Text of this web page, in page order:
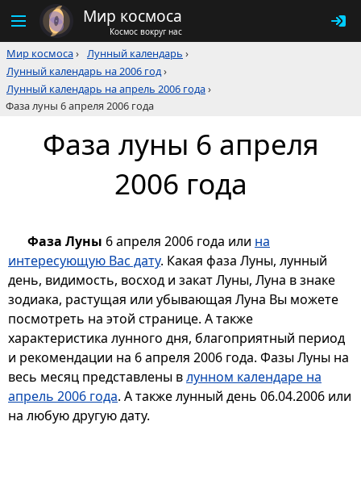
Мир космоса
Космос вокруг нас
Мир космоса› Лунный календарь ›
Лунный календарь на 2006 год›
Лунный календарь на апрель 2006 года›
Фаза луны 6 апреля 2006 года
Фаза луны 6 апреля
2006 года
Фаза Луны 6 апреля 2006 года или на
интересующую Вас дату. Какая фаза Луны, лунный
день, видимость, восход и закат Луны, Луна в знаке
зодиака, растущая или убывающая Луна Вы можете
посмотреть на этой странице. А также
характеристика лунного дня, благоприятный период
и рекомендации на 6 апреля 2006 года. Фазы Луны на
весь месяц представлены влунном календаре на
апрель 2006 года. А также лунный день 06.04.2006 или
на любую другую дату.